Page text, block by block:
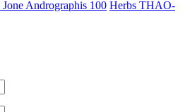
Jone Andrographis 100 Herbs THAO-